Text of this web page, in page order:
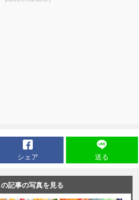
シェア 送る
の記事の写真を見る